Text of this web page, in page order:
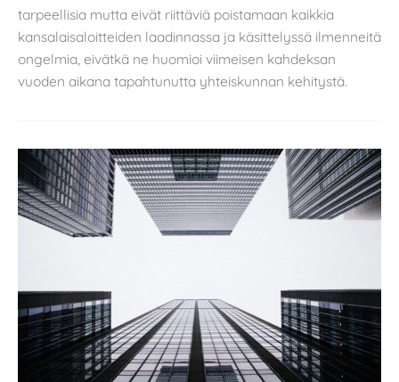
tarpeellisia mutta eivät riittäviä poistamaan kaikkia
kansalaisaloitteiden laadinnassa ja käsittelyssä ilmenneitä
ongelmia, eivätkä ne huomioi viimeisen kahdeksan
vuoden aikana tapahtunutta yhteiskunnan kehitystä.